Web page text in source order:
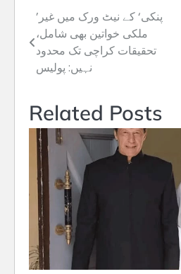
Post
navigation
’پنکی‘ کے نیٹ ورک میں غیر
ملکی خواتین بھی شامل،
تحقیقات کراچی تک محدود
نہیں: پولیس
Related Posts